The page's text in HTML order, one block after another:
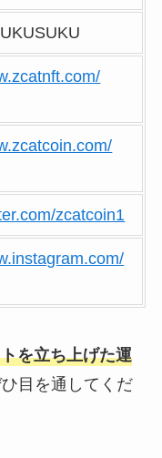
zcatcoin1
を立ち上げた運
目を通してくだ